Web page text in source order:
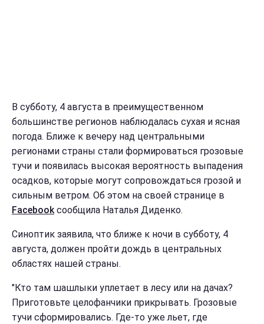
В субботу, 4 августа в преимущественном
большинстве регионов наблюдалась сухая и ясная
погода. Ближе к вечеру над центральными
регионами страны стали формироваться грозовые
тучи и появилась высокая вероятность выпадения
осадков, которые могут сопровождаться грозой и
сильным ветром. Об этом на своей странице в
Facebookсообщила Наталья Диденко.
Синоптик заявила, что ближе к ночи в субботу, 4
августа, должен пройти дождь в центральных
областях нашей страны.
"Кто там шашлыки уплетает в лесу или на дачах?
Приготовьте целофанчики прикрывать. Грозовые
тучи сформировались. Где-то уже льет, где